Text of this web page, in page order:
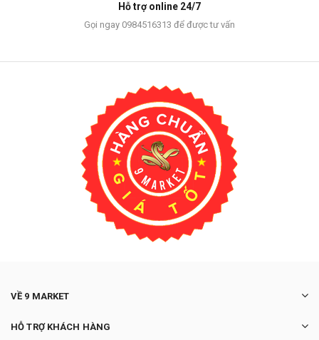
Hỗ trợ online 24/7
Gọi ngay 0984516313 để được tư vấn
VỀ 9 MARKET
HỖ TRỢ KHÁCH HÀNG